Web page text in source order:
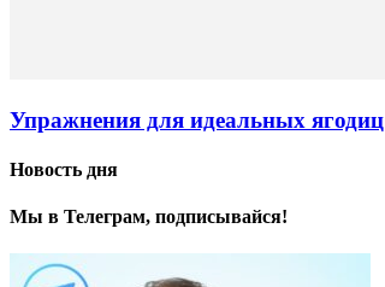
Упражнения для идеальных ягодиц
Новость дня
Мы в Телеграм, подписывайся!